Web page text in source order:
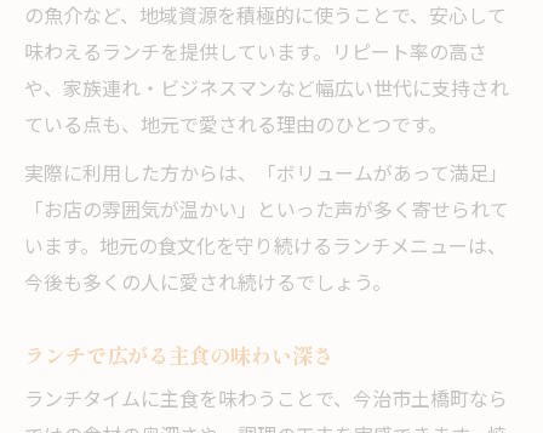
の魚介など、地域資源を積極的に使うことで、安心して
味わえるランチを提供しています。リピート率の高さ
や、家族連れ・ビジネスマンなど幅広い世代に支持され
ている点も、地元で愛される理由のひとつです。
実際に利用した方からは、「ボリュームがあって満足」
「お店の雰囲気が温かい」といった声が多く寄せられて
います。地元の食文化を守り続けるランチメニューは、
今後も多くの人に愛され続けるでしょう。
ランチで広がる主食の味わい深さ
ランチタイムに主食を味わうことで、今治市土橋町なら